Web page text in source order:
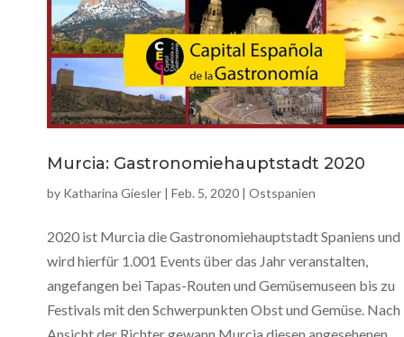
Murcia: Gastronomiehauptstadt 2020
by Katharina Giesler | Feb. 5, 2020 | Ostspanien
2020 ist Murcia die Gastronomiehauptstadt Spaniens und
wird hierfür 1.001 Events über das Jahr veranstalten,
angefangen bei Tapas-Routen und Gemüsemuseen bis zu
Festivals mit den Schwerpunkten Obst und Gemüse. Nach